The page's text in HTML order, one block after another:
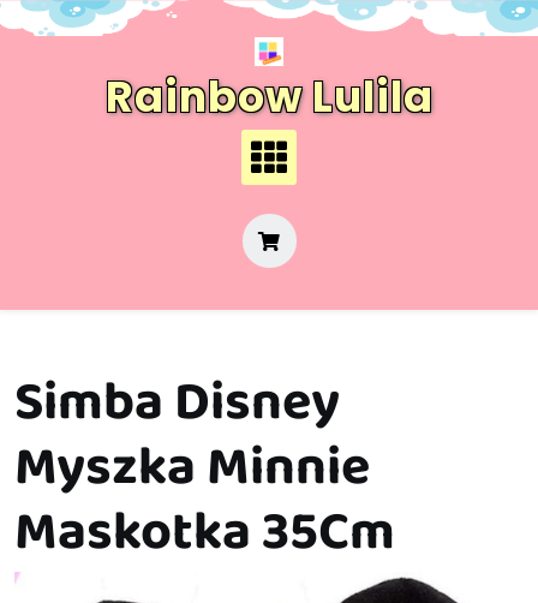
Skip
Rainbow Lulila
Simba Disney
Myszka Minnie
Maskotka 35Cm